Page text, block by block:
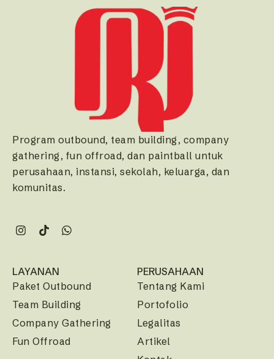
Program outbound, team building, company
gathering, fun offroad, dan paintball untuk
perusahaan, instansi, sekolah, keluarga, dan
komunitas.
LAYANAN
Paket Outbound
Team Building
Company Gathering
Fun Offroad
PERUSAHAAN
Tentang Kami
Portofolio
Legalitas
Artikel